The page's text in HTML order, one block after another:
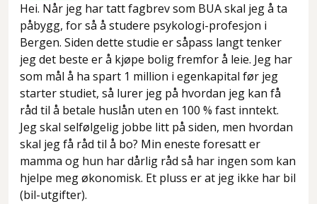
Hei. Når jeg har tatt fagbrev som BUA skal jeg å ta
påbygg, for så å studere psykologi-profesjon i
Bergen. Siden dette studie er såpass langt tenker
jeg det beste er å kjøpe bolig fremfor å leie. Jeg har
som mål å ha spart 1 million i egenkapital før jeg
starter studiet, så lurer jeg på hvordan jeg kan få
råd til å betale huslån uten en 100 % fast inntekt.
Jeg skal selfølgelig jobbe litt på siden, men hvordan
skal jeg få råd til å bo? Min eneste foresatt er
mamma og hun har dårlig råd så har ingen som kan
hjelpe meg økonomisk. Et pluss er at jeg ikke har bil
(bil-utgifter).